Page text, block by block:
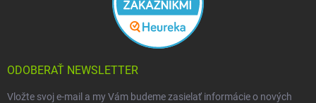
ODOBERAŤ NEWSLETTER
Vložte svoj e-mail a my Vám budeme zasielať informácie o nových